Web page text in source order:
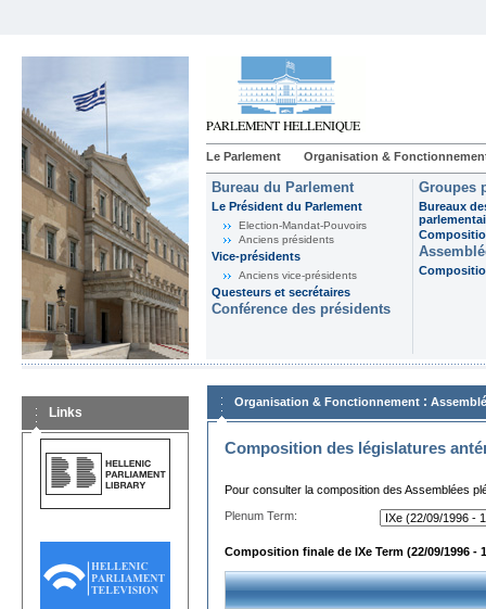
Le Parlement Organisation &
Bureau du Parlement
Le Président du Parlement
Election-Mandat-Pouvoirs
Anciens présidents
Vice-présidents
Anciens vice-présidents
Questeurs et secrétaires
Conférence des présidents
Groupes
Bureaux
Links
Organisation & Fonctionnement :
Composition des législatures
Pour consulter la composition des Assemblées
Plenum Term:
Composition finale de IXe Term (22/09/1996 -